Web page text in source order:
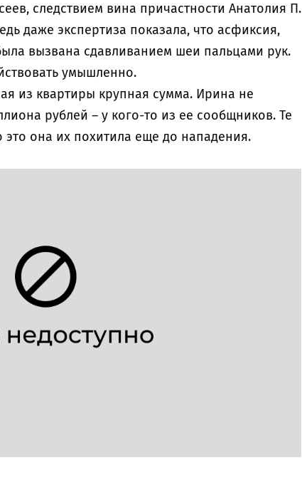
следствием вина причастности Анатолия П.
даже экспертиза показала, что асфиксия,
вызвана сдавливанием шеи пальцами рук.
умышленно.
из квартиры крупная сумма. Ирина не
рублей – у кого-то из ее сообщников. Те
это она их похитила еще до нападения.